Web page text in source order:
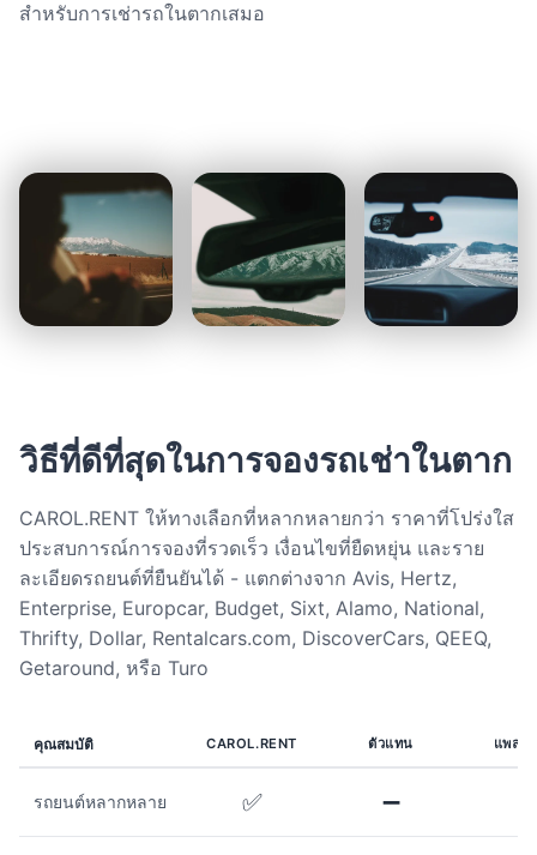
สำหรับการเช่ารถในตากเสมอ
วิธีที่ดีที่สุดในการจองรถเช่าในตาก
CAROL.RENT ให้ทางเลือกที่หลากหลายกว่า ราคาที่โปร่งใส
ประสบการณ์การจองที่รวดเร็ว เงื่อนไขที่ยืดหยุ่น และราย
ละเอียดรถยนต์ที่ยืนยันได้ - แตกต่างจาก Avis, Hertz,
Enterprise, Europcar, Budget, Sixt, Alamo, National,
Thrifty, Dollar, Rentalcars.com, DiscoverCars, QEEQ,
Getaround, หรือ Turo
คุณสมบัติ CAROL.RENT ตัวแทน แพลต
รถยนต์หลากหลาย ✅ ➖